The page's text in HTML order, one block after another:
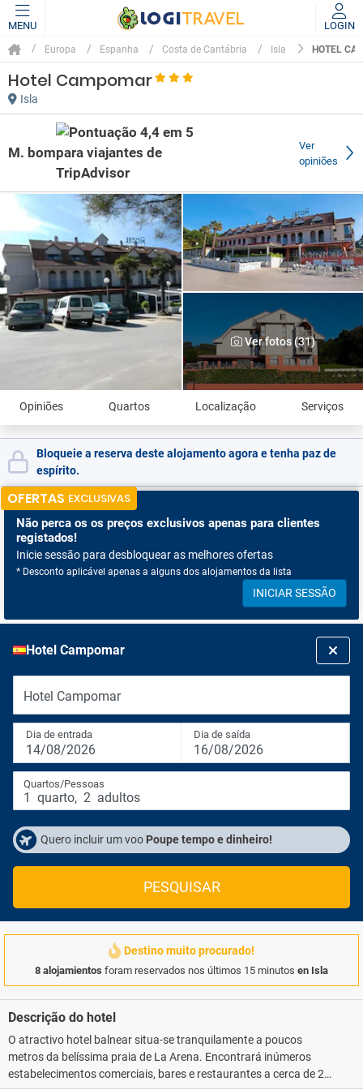
MENU LOGIN
Europa Espanha Costa de Cantábria Isla HOTEL
Hotel Campomar
Isla
M. bom
Ver
opiniões
Ver fotos (31)
Opiniões Quartos Localização Serviços
Bloqueie a reserva deste alojamento agora e tenha paz de
espírito.
OFERTAS EXCLUSIVAS
Não perca os os preços exclusivos apenas para clientes
registados!
Inicie sessão para desbloquear as melhores ofertas
* Desconto aplicável apenas a alguns dos alojamentos da lista
INICIAR SESSÃO
Hotel Campomar
Hotel Campomar
Dia de entrada
14/08/2026
Dia de saída
16/08/2026
Quartos/Pessoas
1 quarto, 2 adultos
Quero incluir um voo Poupe tempo e dinheiro!
PESQUISAR
Destino muito procurado!
8 alojamientos foram reservados nos últimos 15 minutos en Isla
Descrição do hotel
O atractivo hotel balnear situa-se tranquilamente a poucos
metros da belíssima praia de La Arena. Encontrará inúmeros
estabelecimentos comerciais, bares e restaurantes a cerca de 2